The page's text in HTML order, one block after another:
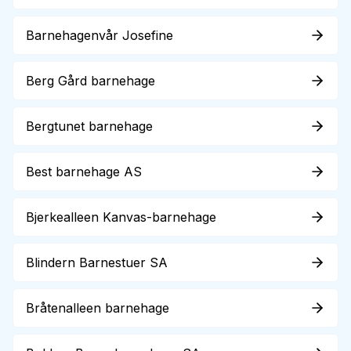
Barnehagenvår Josefine
Berg Gård barnehage
Bergtunet barnehage
Best barnehage AS
Bjerkealleen Kanvas-barnehage
Blindern Barnestuer SA
Bråtenalleen barnehage